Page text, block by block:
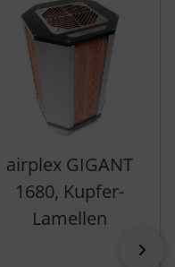
airplex GIGANT
1680, Kupfer-
Lamellen